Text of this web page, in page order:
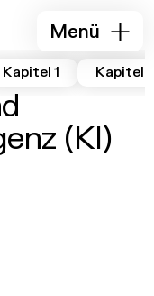
Menü
Kapitel 1 Kapitel
(KI)